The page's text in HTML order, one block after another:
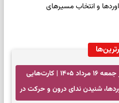
و انتخاب مسیرهای
فال تاروت امروز جمعه ۱۶ مرداد ۱۴۰۵ | کارت‌هایی
شنیدن ندای درون و حرکت در